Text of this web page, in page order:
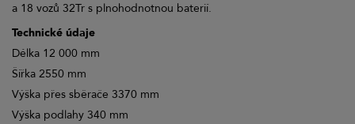
a 18 vozů 32Tr s plnohodnotnou baterií.
Technické údaje
Délka 12 000 mm
Šířka 2550 mm
Výška přes sběrače 3370 mm
Výška podlahy 340 mm